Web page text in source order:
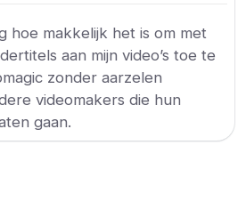
hoe makkelijk het is om met
aan mijn video’s toe te
zonder aarzelen
videomakers die hun
gaan.